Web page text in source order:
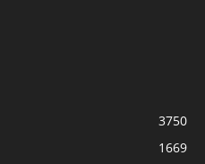
3750
1669